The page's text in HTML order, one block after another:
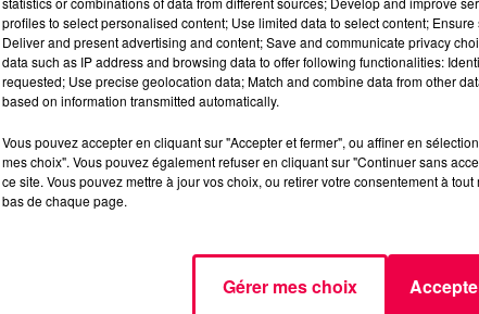
BASSE SUR LE RUPT (25/06)
sur le rupt (25/06)
profiles to select personalised content; Use limited data to select content;
Deliver and present advertising and content; Save and communicate privacy
data such as IP address and browsing data to offer following functionalities:
requested; Use precise geolocation data; Match and combine data from other
based on information transmitted automatically.
Vous pouvez accepter en cliquant sur "Accepter et fermer", ou affiner en
mes choix". Vous pouvez également refuser en cliquant sur "Continuer sans
ce site. Vous pouvez mettre à jour vos choix, ou retirer votre consentement à
bas de chaque page.
Gérer mes choix